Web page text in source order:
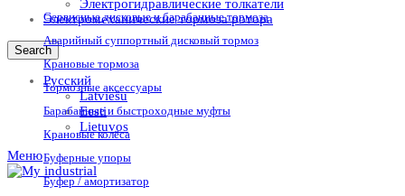
Электрогидравлические толкатели
Электромеханические тормоза ротора
Search
Русский
Latviešu
Eesti
Lietuvos
Меню
Сервисные дисковые и барабанные тормоза
Аварийный суппортный дисковый тормоз
Крановые тормоза
Тормозные аксессуары
Барабанные и быстроходные муфты
Крановые колёса
Буферные упоры
Буфер / амортизатор